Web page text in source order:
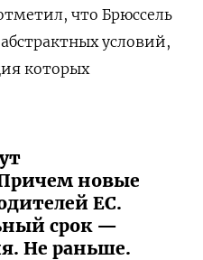
что Брюссель
условий,
которых
новые
ЕС.
срок —
Не раньше.